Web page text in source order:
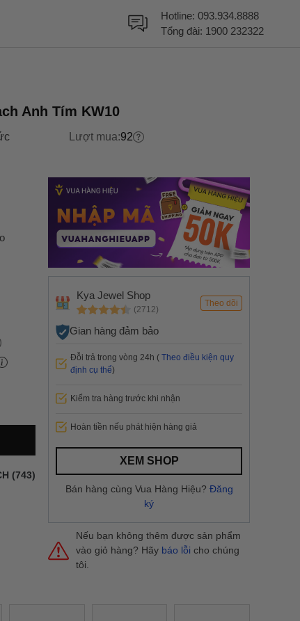
Hotline: 093.934.8888
Tổng đài: 1900 232322
Anh Tím KW10
Lượt mua:92
cầu
(743)
Kya Jewel Shop
(2712)
Theo dõi
Gian hàng đảm bảo
Đỗi trả trong vòng 24h ( Theo điều kiện quy
định cụ thể)
Kiểm tra hàng trước khi nhận
Hoàn tiền nếu phát hiện hàng giả
XEM SHOP
Bán hàng cùng Vua Hàng Hiệu? Đăng
ký
Nếu bạn không thêm được sản phẩm
vào giỏ hàng? Hãy báo lỗi cho chúng
tôi.